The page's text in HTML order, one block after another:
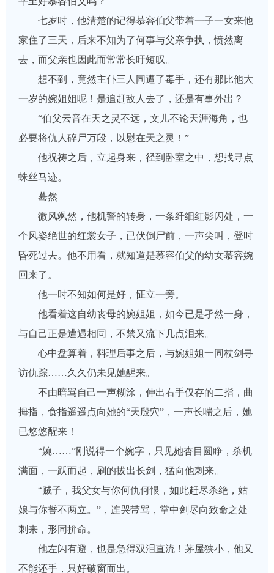
七岁时，他清楚的记得慕容伯父带着一子一女来他
家住了三天，后来不知为了何事与父亲争执，愤然离
去，而父亲也因此而常常长吁短叹。
想不到，竟然主仆三人同遭了毒手，还有那比他大
一岁的婉姐姐呢！是追赶敌人去了，还是有事外出？
“伯父云音在天之灵不远，文儿不论天涯海角，也
必要将仇人碎尸万段，以慰在天之灵！”
他祝祷之后，立起身来，径到卧室之中，想找寻点
蛛丝马迹。
蓦然——
微风飒然，他机警的转身，一条纤细红影闪处，一
个风姿绝世的红裳女子，已伏倒尸前，一声尖叫，登时
昏死过去。他不用看，就知道是慕容伯父的幼女慕容婉
回来了。
他一时不知如何是好，怔立一旁。
他看着这自幼丧母的婉姐姐，如今已是孑然一身，
与自己正是遭遇相同，不禁又流下几点泪来。
心中盘算着，料理后事之后，与婉姐姐一同杖剑寻
访仇踪……久久仍未见她醒来。
不由暗骂自己一声糊涂，伸出右手仅存的二指，曲
拇指，食指遥遥点向她的“天殷穴”，一声长喘之后，她
已悠悠醒来！
“婉……”刚说得一个婉字，只见她杏目圆睁，杀机
满面，一跃而起，刷的拔出长剑，猛向他刺来。
“贼子，我父女与你何仇何恨，如此赶尽杀绝，姑
娘与你誓不两立。”，连哭带骂，掌中剑尽向致命之处
刺来，形同拚命。
他左闪有避，也是急得双泪直流！茅屋狭小，他又
不能还手，只好破窗而出。